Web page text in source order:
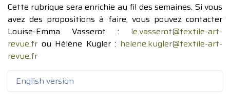
Cette rubrique sera enrichie au fil des semaines. Si vous
avez des propositions à faire, vous pouvez contacter
Louise-Emma Vasserot : le.vasserot@textile-art-
revue.fr ou Hélène Kugler : helene.kugler@textile-art-
revue.fr
English version